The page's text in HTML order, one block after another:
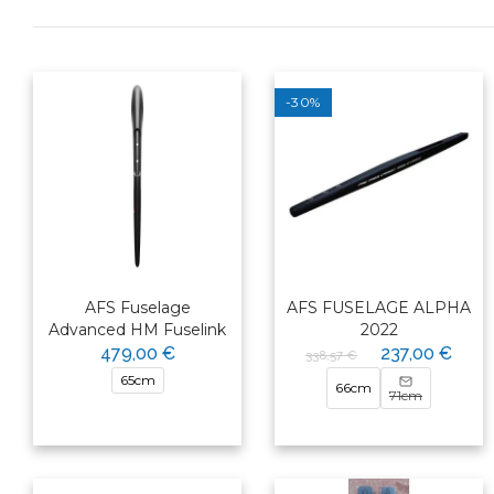
AFS Fuselage
Advanced HM Fuselink
479,00 €
65cm
-30%
AFS FUSELAGE ALPHA
2022
338,57 € 237,00 €
66cm 71cm